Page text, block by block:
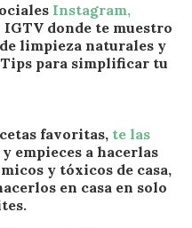
Instagram,
donde te muestro
limpieza naturales y
para simplificar tu
favoritas, te las
empieces a hacerlas
y tóxicos de casa,
en casa en solo